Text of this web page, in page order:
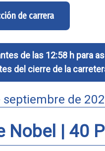
de carrera
de las 12:58 h para
del cierre de la
septiembre de
Nobel | 40